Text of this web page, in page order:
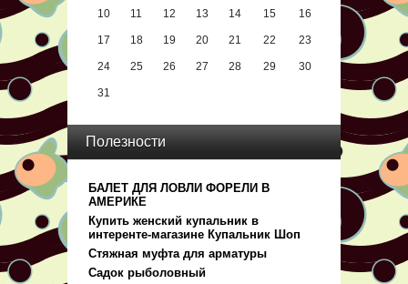
10 11 12 13 14 15 16
17 18 19 20 21 22 23
24 25 26 27 28 29 30
31
Полезности
БАЛЕТ ДЛЯ ЛОВЛИ ФОРЕЛИ В
АМЕРИКЕ
Купить женский купальник в
интеренте-магазине Купальник Шоп
Стяжная муфта для арматуры
Садок рыболовный